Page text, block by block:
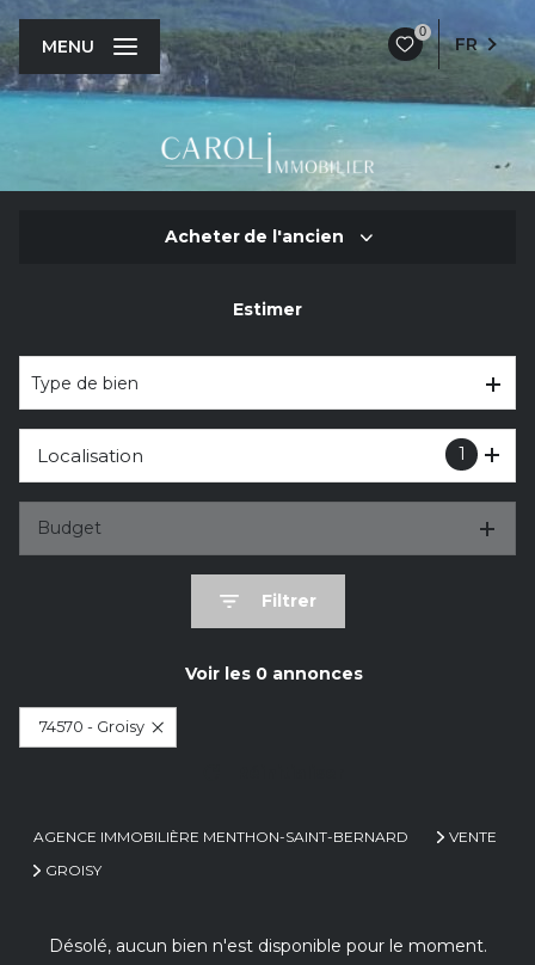
0
FR
MENU
Acheter de l'ancien
De l'immo pro
Estimer
Type de bien
1
Localisation
Budget
Filtrer
Voir les 0annonces
74570 - Groisy
AGENCE IMMOBILIÈRE MENTHON-SAINT-BERNARD
VENTE
GROISY
Désolé, aucun bien n'est disponible pour le moment.